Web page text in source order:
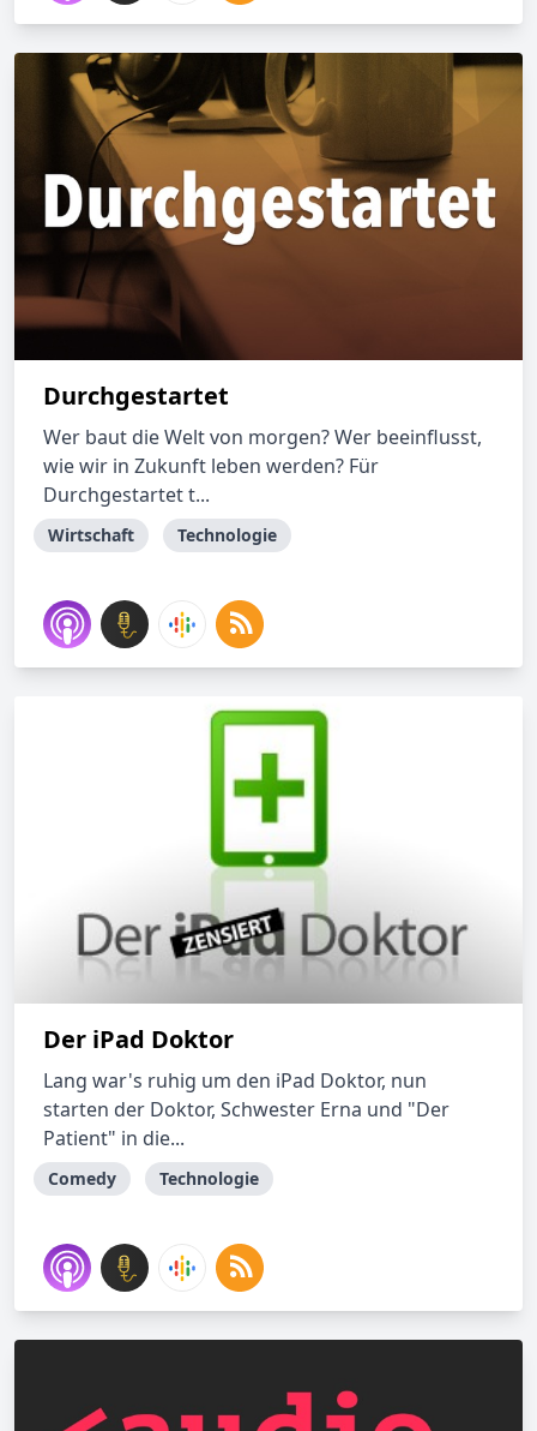
Durchgestartet
Wer baut die Welt von morgen? Wer beeinflusst,
wie wir in Zukunft leben werden? Für
Durchgestartet t...
Wirtschaft Technologie
Der iPad Doktor
Lang war's ruhig um den iPad Doktor, nun
starten der Doktor, Schwester Erna und "Der
Patient" in die...
Comedy Technologie